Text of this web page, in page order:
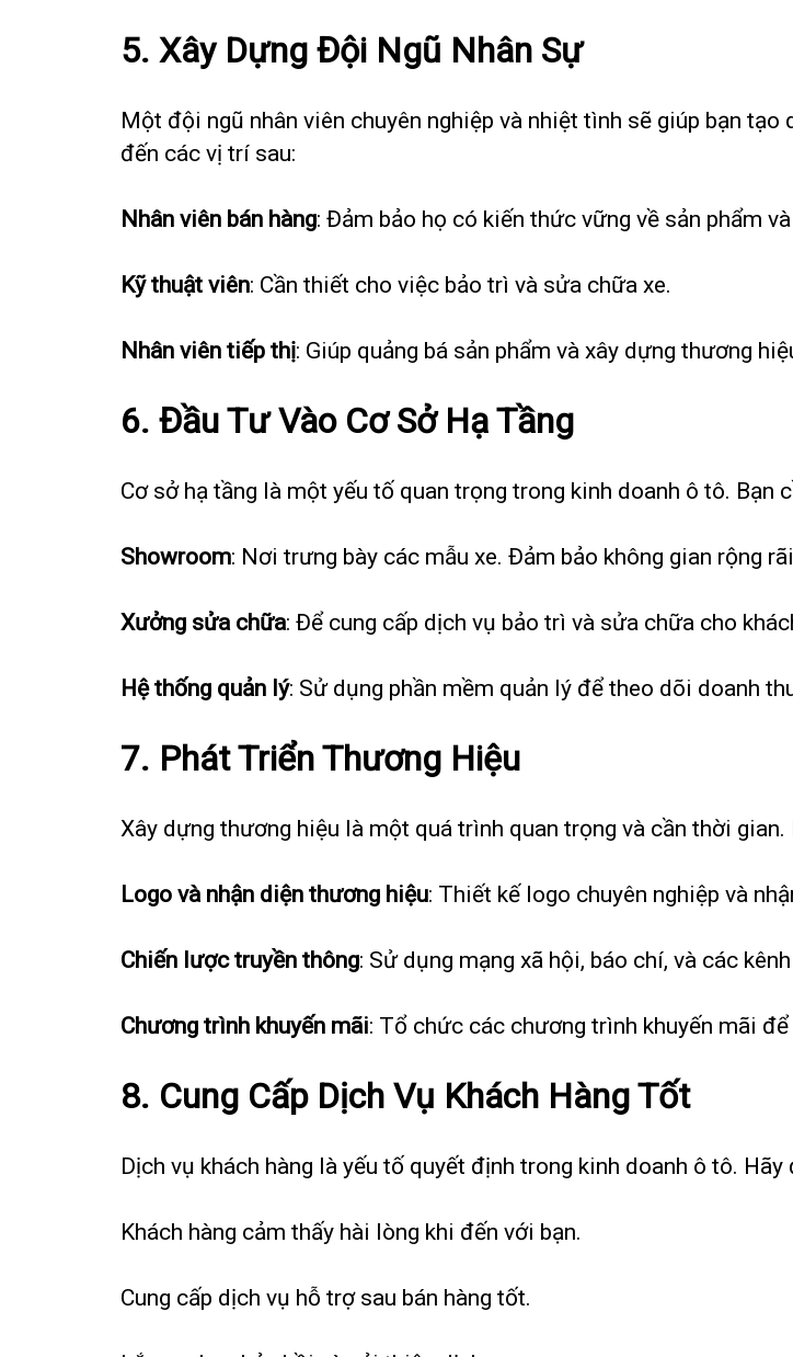
5. Xây Dựng Đội Ngũ Nhân Sự
Một đội ngũ nhân viên chuyên nghiệp và nhiệt tình sẽ giúp bạn
đến các vị trí sau:
Nhân viên bán hàng: Đảm bảo họ có kiến thức vững về sản phẩm
Kỹ thuật viên: Cần thiết cho việc bảo trì và sửa chữa xe.
Nhân viên tiếp thị: Giúp quảng bá sản phẩm và xây dựng thương
6. Đầu Tư Vào Cơ Sở Hạ Tầng
Cơ sở hạ tầng là một yếu tố quan trọng trong kinh doanh ô tô. Bạn
Showroom: Nơi trưng bày các mẫu xe. Đảm bảo không gian rộng
Xưởng sửa chữa: Để cung cấp dịch vụ bảo trì và sửa chữa cho
Hệ thống quản lý: Sử dụng phần mềm quản lý để theo dõi doanh
7. Phát Triển Thương Hiệu
Xây dựng thương hiệu là một quá trình quan trọng và cần thời gian.
Logo và nhận diện thương hiệu: Thiết kế logo chuyên nghiệp và
Chiến lược truyền thông: Sử dụng mạng xã hội, báo chí, và các
Chương trình khuyến mãi: Tổ chức các chương trình khuyến mãi
8. Cung Cấp Dịch Vụ Khách Hàng Tốt
Dịch vụ khách hàng là yếu tố quyết định trong kinh doanh ô tô. Hãy
Khách hàng cảm thấy hài lòng khi đến với bạn.
Cung cấp dịch vụ hỗ trợ sau bán hàng tốt.